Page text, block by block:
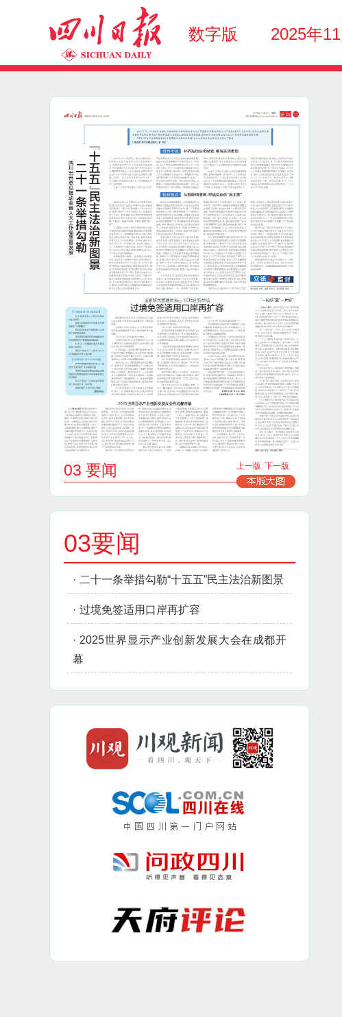
数字版 2025年
03 要闻 上一版 下一版
03要闻
· 二十一条举措勾勒“十五五”民主法治新图景
· 过境免签适用口岸再扩容
· 2025世界显示产业创新发展大会在成都开
幕